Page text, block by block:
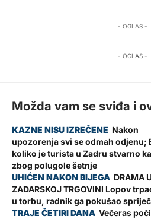
- OGLAS -
- OGLAS -
Možda vam se sviđa i
Nakon
upozorenja svi se odmah odjenu;
koliko je turista u Zadru stvarno
zbog polugole šetnje
DRAMA
ZADARSKOJ TRGOVINI Lopov
u torbu, radnik ga pokušao
Večeras